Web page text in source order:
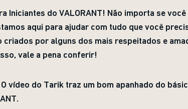
Iniciantes do VALORANT! Não importa se
aqui para ajudar com tudo que você
criados por alguns dos mais respeitados e
vale a pena conferir!
vídeo do Tarik traz um bom apanhado do